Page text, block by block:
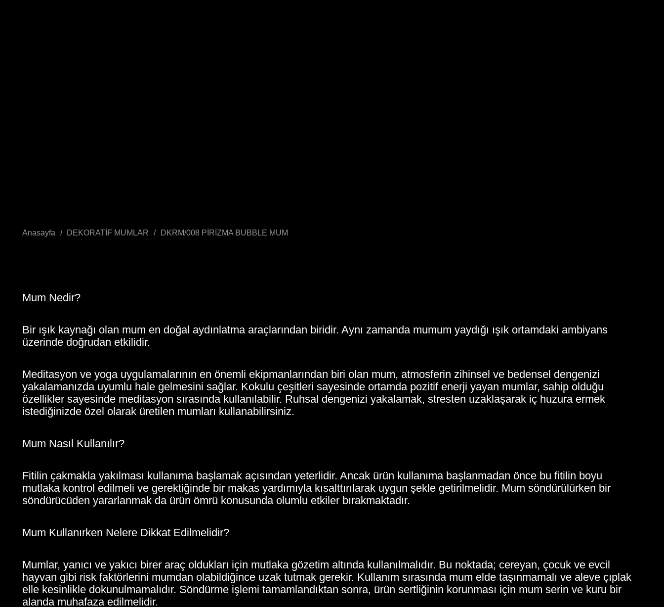
Anasayfa / DEKORATİF MUMLAR / DKRM/008 PİRİZMA BUBBLE MUM
Mum Nedir?
Bir ışık kaynağı olan mum en doğal aydınlatma araçlarından biridir. Aynı zamanda mumum yaydığı ışık ortamdaki ambiyans
üzerinde doğrudan etkilidir.
Meditasyon ve yoga uygulamalarının en önemli ekipmanlarından biri olan mum, atmosferin zihinsel ve bedensel dengenizi
yakalamanızda uyumlu hale gelmesini sağlar. Kokulu çeşitleri sayesinde ortamda pozitif enerji yayan mumlar, sahip olduğu
özellikler sayesinde meditasyon sırasında kullanılabilir. Ruhsal dengenizi yakalamak, stresten uzaklaşarak iç huzura ermek
istediğinizde özel olarak üretilen mumları kullanabilirsiniz.
Mum Nasıl Kullanılır?
Fitilin çakmakla yakılması kullanıma başlamak açısından yeterlidir. Ancak ürün kullanıma başlanmadan önce bu fitilin boyu
mutlaka kontrol edilmeli ve gerektiğinde bir makas yardımıyla kısalttırılarak uygun şekle getirilmelidir. Mum söndürülürken bir
söndürücüden yararlanmak da ürün ömrü konusunda olumlu etkiler bırakmaktadır.
Mum Kullanırken Nelere Dikkat Edilmelidir?
Mumlar, yanıcı ve yakıcı birer araç oldukları için mutlaka gözetim altında kullanılmalıdır. Bu noktada; cereyan, çocuk ve evcil
hayvan gibi risk faktörlerini mumdan olabildiğince uzak tutmak gerekir. Kullanım sırasında mum elde taşınmamalı ve aleve çıplak
elle kesinlikle dokunulmamalıdır. Söndürme işlemi tamamlandıktan sonra, ürün sertliğinin korunması için mum serin ve kuru bir
alanda muhafaza edilmelidir.